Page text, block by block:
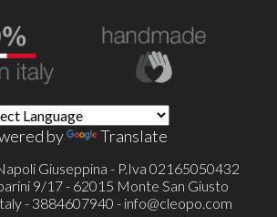
by Translate
Giuseppina - P.Iva 02165050432
9/17 - 62015 Monte San Giusto
- 3884607940 - info@cleopo.com